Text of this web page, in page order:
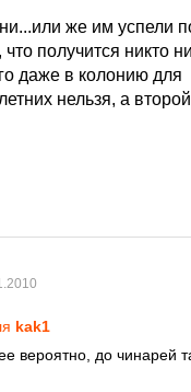
же им успели
что получится никто
даже в колонию для
нельзя, а
kak1
вероятно, до чинарей